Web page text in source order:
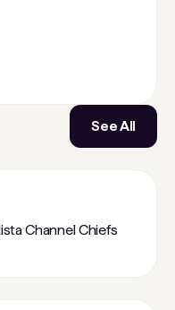
See All
Channel Chiefs